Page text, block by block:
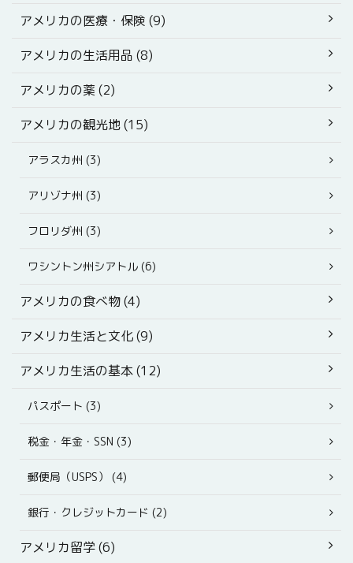
アメリカの医療・保険 (9)
アメリカの生活用品 (8)
アメリカの薬 (2)
アメリカの観光地 (15)
アラスカ州 (3)
アリゾナ州 (3)
フロリダ州 (3)
ワシントン州シアトル (6)
アメリカの食べ物 (4)
アメリカ生活と文化 (9)
アメリカ生活の基本 (12)
パスポート (3)
税金・年金・SSN (3)
郵便局（USPS） (4)
銀行・クレジットカード (2)
アメリカ留学 (6)